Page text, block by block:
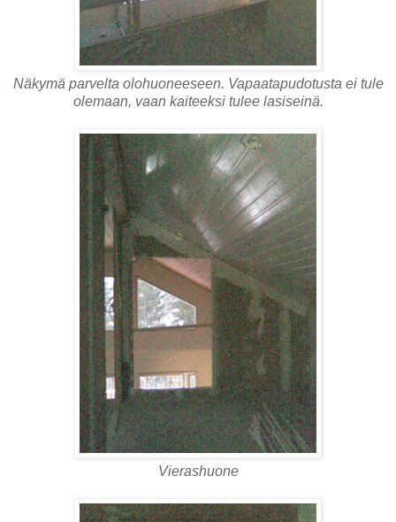
Näkymä parvelta olohuoneeseen. Vapaatapudotusta ei tule
olemaan, vaan kaiteeksi tulee lasiseinä.
Vierashuone